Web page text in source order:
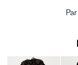
Par